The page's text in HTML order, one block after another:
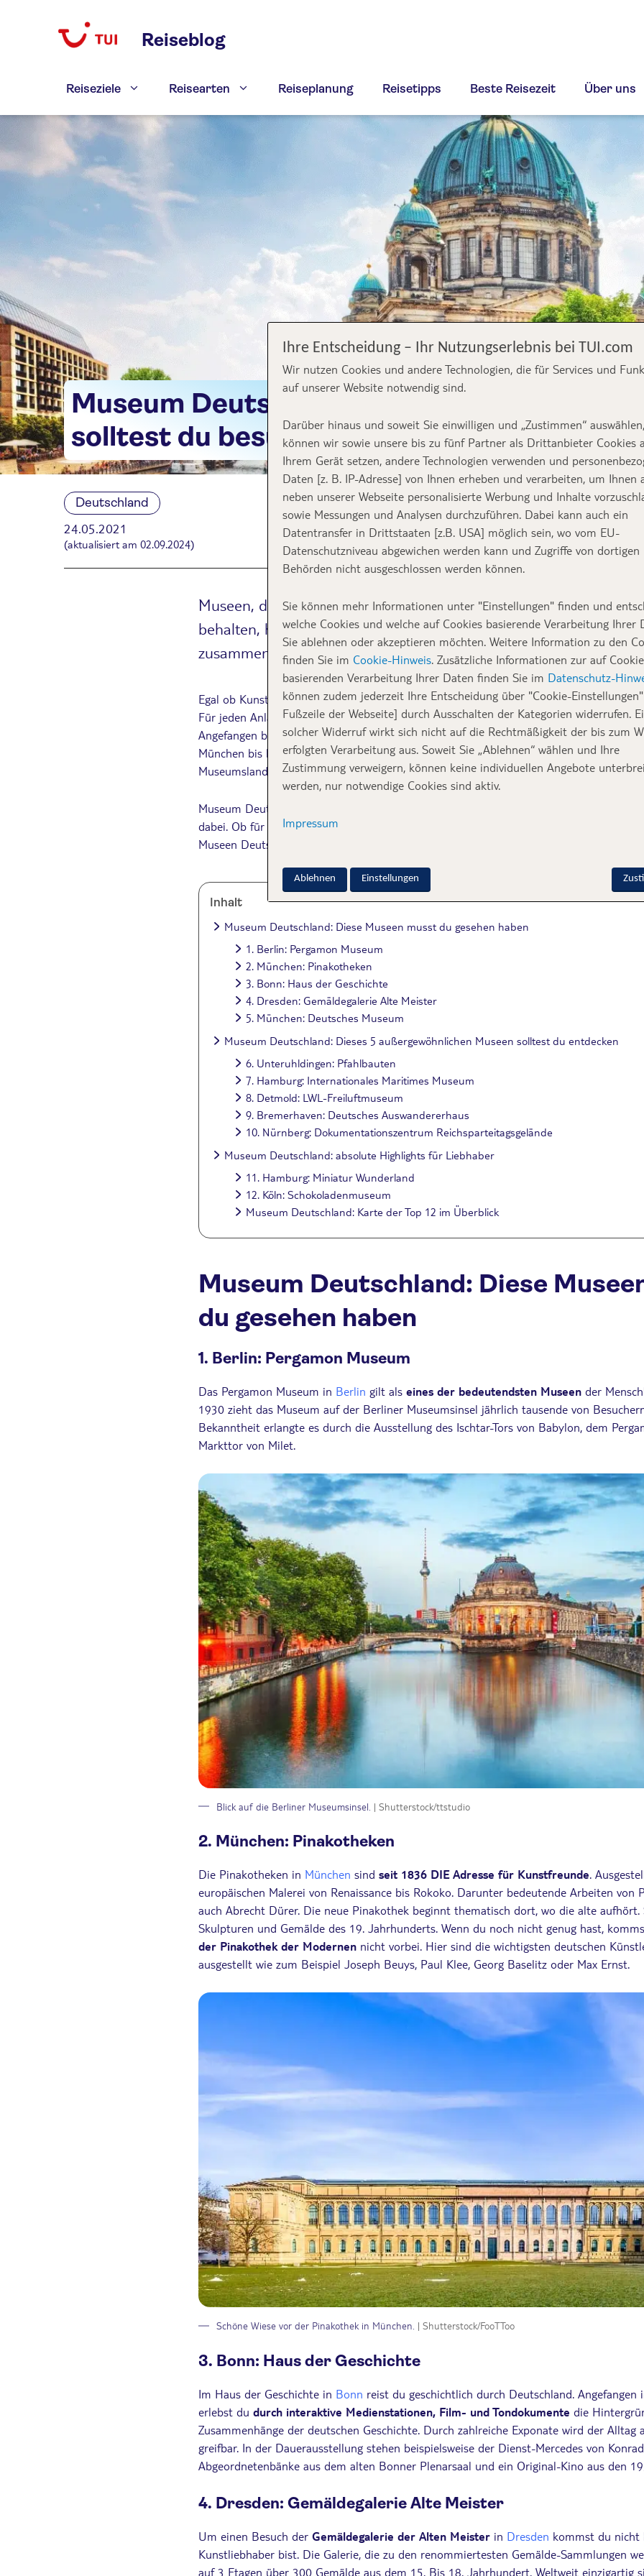
Reiseblog
Reiseziele Reisearten Reiseplanung Reisetipps Beste Reisezeit Über uns
Museum Deutschland: Diese Top 12
solltest du besuchen
Deutschland
24.05.2021
(aktualisiert am 02.09.2024)
Text: TUI Reiseexperten
Museen, die sehenswert sind, gibt es viele. Um dabei einen guten
behalten, haben wir in diesem Beitrag die TOP 12 der Museen
zusammengefasst.
Egal ob Kunst, Geschichte, Naturwissenschaft oder Schokolade. Die Museen
Für jeden Anlass, jedes Interesse und in kleinen sowie großen Städten kannst du Top
Angefangen bei den Klassikern wie dem Pergamon Museum in Berlin oder den
München bis hin zum Schokoladenmuseum in Köln oder dem Miniatur Wunderland in
Museumslandschaft ist sehr vielseitig.
Museum Deutschland: Wir stellen dir in diesem Artikel die TOP 12 vor. Für jeden
dabei. Ob für deinen individuellen Tagesausflug oder deinen
über ein langes
Museen Deutschlands solltes du erkunden.
Inhalt
Museum Deutschland: Diese Museen musst du gesehen haben
1. Berlin: Pergamon Museum
2. München: Pinakotheken
3. Bonn: Haus der Geschichte
4. Dresden: Gemäldegalerie Alte Meister
5. München: Deutsches Museum
Museum Deutschland: Dieses 5 außergewöhnlichen Museen solltest du entdecken
6. Unteruhldingen: Pfahlbauten
7. Hamburg: Internationales Maritimes Museum
8. Detmold: LWL-Freiluftmuseum
9. Bremerhaven: Deutsches Auswandererhaus
10. Nürnberg: Dokumentationszentrum Reichsparteitagsgelände
Museum Deutschland: absolute Highlights für Liebhaber
11. Hamburg: Miniatur Wunderland
12. Köln: Schokoladenmuseum
Museum Deutschland: Karte der Top 12 im Überblick
Museum Deutschland: Diese
du gesehen haben
1. Berlin: Pergamon Museum
Das Pergamon Museum in Berlin gilt als eines der bedeutendsten Museender
1930 zieht das Museum auf der Berliner Museumsinsel jährlich tausende von
Bekanntheit erlangte es durch die Ausstellung des Ischtar-Tors von Babylon, dem
Markttor von Milet.
Blick auf die Berliner Museumsinsel. | Shutterstock/ttstudio
2. München: Pinakotheken
Die Pinakotheken in München sind seit 1836 DIE Adresse für Kunstfreunde.
europäischen Malerei von Renaissance bis Rokoko. Darunter bedeutende Arbeiten von
auch Abrecht Dürer. Die neue Pinakothek beginnt thematisch dort, wo die alte aufhört.
Skulpturen und Gemälde des 19. Jahrhunderts. Wenn du noch nicht genug hast,
der Pinakothek der Modernennicht vorbei. Hier sind die wichtigsten deutschen
ausgestellt wie zum Beispiel Joseph Beuys, Paul Klee, Georg Baselitz oder Max Ernst.
Schöne Wiese vor der Pinakothek in München. | Shutterstock/FooTToo
3. Bonn: Haus der Geschichte
Im Haus der Geschichte in Bonn reist du geschichtlich durch Deutschland. Angefangen
erlebst du durch interaktive Medienstationen, Film- und Tondokumente die
Zusammenhänge der deutschen Geschichte. Durch zahlreiche Exponate wird der Alltag
greifbar. In der Dauerausstellung stehen beispielsweise der Dienst-Mercedes von
Abgeordnetenbänke aus dem alten Bonner Plenarsaal und ein Original-Kino aus den
4. Dresden: Gemäldegalerie Alte Meister
Um einen Besuch derGemäldegalerie der Alten Meister in Dresden kommst du nicht
Kunstliebhaber bist. Die Galerie, die zu den renommiertesten Gemälde-Sammlungen
auf 3 Etagen über 300 Gemälde aus dem 15. Bis 18. Jahrhundert. Weltweit einzigartig
Ihre Entscheidung – Ihr Nutzungserlebnis bei TUI.com
Wir nutzen Cookies und andere Technologien, die für Services und
auf unserer Website notwendig sind.
Darüber hinaus und soweit Sie einwilligen und „Zustimmen“ auswählen,
können wir sowie unsere bis zu fünf Partner als Drittanbieter Cookies
Ihrem Gerät setzen, andere Technologien verwenden und
Daten [z. B. IP-Adresse] von Ihnen erheben und verarbeiten, um Ihnen
neben unserer Webseite personalisierte Werbung und Inhalte
sowie Messungen und Analysen durchzuführen. Dabei kann auch ein
Datentransfer in Drittstaaten [z.B. USA] möglich sein, wo vom EU-
Datenschutzniveau abgewichen werden kann und Zugriffe von dortigen
Behörden nicht ausgeschlossen werden können.
Sie können mehr Informationen unter "Einstellungen" finden und
welche Cookies und welche auf Cookies basierende Verarbeitung Ihrer
Sie ablehnen oder akzeptieren möchten. Weitere Information zu den
finden Sie im Cookie-Hinweis. Zusätzliche Informationen zur auf
basierenden Verarbeitung Ihrer Daten finden Sie im Datenschutz-
können zudem jederzeit Ihre Entscheidung über "Cookie-
Fußzeile der Webseite] durch Ausschalten der Kategorien widerrufen.
solcher Widerruf wirkt sich nicht auf die Rechtmäßigkeit der bis zum
erfolgten Verarbeitung aus. Soweit Sie „Ablehnen“ wählen und Ihre
Zustimmung verweigern, können keine individuellen Angebote
werden, nur notwendige Cookies sind aktiv.
Impressum
Ablehnen Einstellungen